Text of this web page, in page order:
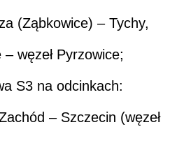
(Ząbkowice) – Tychy,
węzeł Pyrzowice;
S3 na odcinkach:
– Szczecin (węzeł